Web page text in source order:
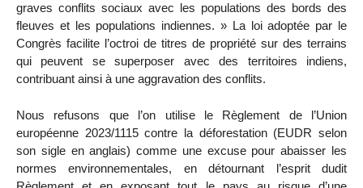
graves conflits sociaux avec les populations des bords des
fleuves et les populations indiennes. » La loi adoptée par le
Congrès facilite l’octroi de titres de propriété sur des terrains
qui peuvent se superposer avec des territoires indiens,
contribuant ainsi à une aggravation des conflits.
Nous refusons que l’on utilise le Règlement de l’Union
européenne 2023/1115 contre la déforestation (EUDR selon
son sigle en anglais) comme une excuse pour abaisser les
normes environnementales, en détournant l’esprit dudit